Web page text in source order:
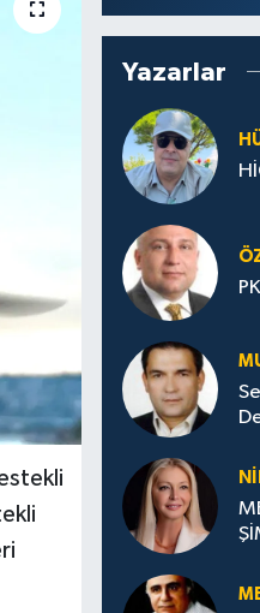
Yazarlar